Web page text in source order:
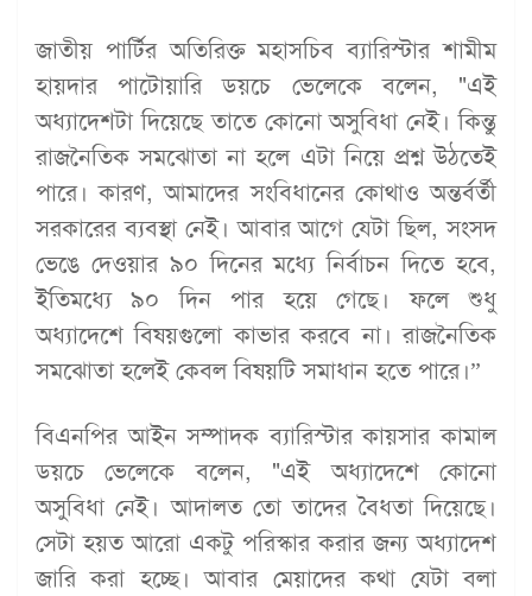
জাতীয় পার্টির অতিরিক্ত মহাসচিব ব্যারিস্টার শামীম
হায়দার পাটোয়ারি ডয়চে ভেলেকে বলেন, "এই
অধ্যাদেশটা দিয়েছে তাতে কোনো অসুবিধা নেই। কিন্তু
রাজনৈতিক সমঝোতা না হলে এটা নিয়ে প্রশ্ন উঠতেই
পারে। কারণ, আমাদের সংবিধানের কোথাও অন্তর্বর্তী
সরকারের ব্যবস্থা নেই। আবার আগে যেটা ছিল, সংসদ
ভেঙে দেওয়ার ৯০ দিনের মধ্যে নির্বাচন দিতে হবে,
ইতিমধ্যে ৯০ দিন পার হয়ে গেছে। ফলে শুধু
অধ্যাদেশে বিষয়গুলো কাভার করবে না। রাজনৈতিক
সমঝোতা হলেই কেবল বিষয়টি সমাধান হতে পারে।”
বিএনপির আইন সম্পাদক ব্যারিস্টার কায়সার কামাল
ডয়চে ভেলেকে বলেন, "এই অধ্যাদেশে কোনো
অসুবিধা নেই। আদালত তো তাদের বৈধতা দিয়েছে।
সেটা হয়ত আরো একটু পরিস্কার করার জন্য অধ্যাদেশ
জারি করা হচ্ছে। আবার মেয়াদের কথা যেটা বলা